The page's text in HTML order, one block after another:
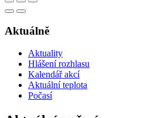
Aktuálně
Aktuality
Hlášení rozhlasu
Kalendář akcí
Aktuální teplota
Počasí